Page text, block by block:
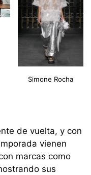
Simone Rocha
de vuelta, y con
vienen
marcas como
sus